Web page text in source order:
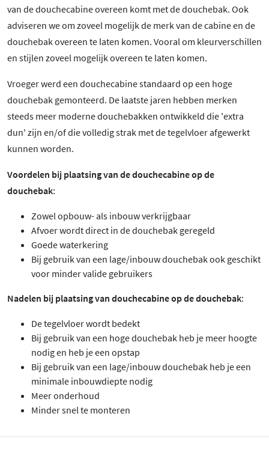
van de douchecabine overeen komt met de douchebak. Ook
adviseren we om zoveel mogelijk de merk van de cabine en de
douchebak overeen te laten komen. Vooral om kleurverschillen
en stijlen zoveel mogelijk overeen te laten komen.
Vroeger werd een douchecabine standaard op een hoge
douchebak gemonteerd. De laatste jaren hebben merken
steeds meer moderne douchebakken ontwikkeld die 'extra
dun' zijn en/of die volledig strak met de tegelvloer afgewerkt
kunnen worden.
Voordelen bij plaatsing van de douchecabine op de
douchebak:
Zowel opbouw- als inbouw verkrijgbaar
Afvoer wordt direct in de douchebak geregeld
Goede waterkering
Bij gebruik van een lage/inbouw douchebak ook geschikt
voor minder valide gebruikers
Nadelen bij plaatsing van douchecabine op de douchebak:
De tegelvloer wordt bedekt
Bij gebruik van een hoge douchebak heb je meer hoogte
nodig en heb je een opstap
Bij gebruik van een lage/inbouw douchebak heb je een
minimale inbouwdiepte nodig
Meer onderhoud
Minder snel te monteren